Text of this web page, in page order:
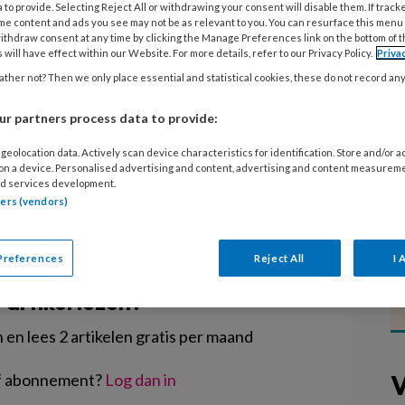
op een goede manier om
zette de vragen en antwoorden op
een rij. Zo mag een werknemer
besmetting.
lezen?
lees 2 artikelen gratis per maand
Log dan in
to provide. Selecting Reject All or withdrawing your consent will disable them. If
content and ads you see may not be as relevant to you. You can resurface this
consent at any time by clicking the Manage Preferences link on the bottom of
will have effect within our Website. For more details, refer to our Privacy Policy.
not? Then we only place essential and statistical cookies, these do not record
partners process data to provide:
data. Actively scan device characteristics for identification. Store and/or
a device. Personalised advertising and content, advertising and content
services development.
(vendors)
Reject All I